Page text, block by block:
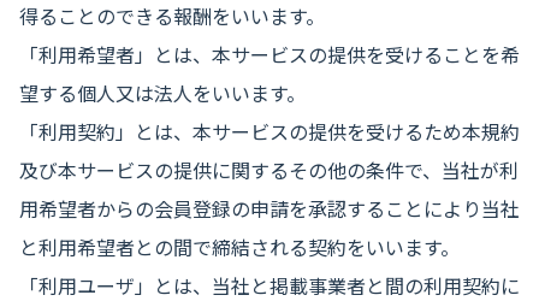
得ることのできる報酬をいいます。
「利用希望者」とは、本サービスの提供を受けることを希
望する個人又は法人をいいます。
「利用契約」とは、本サービスの提供を受けるため本規約
及び本サービスの提供に関するその他の条件で、当社が利
用希望者からの会員登録の申請を承認することにより当社
と利用希望者との間で締結される契約をいいます。
「利用ユーザ」とは、当社と掲載事業者と間の利用契約に